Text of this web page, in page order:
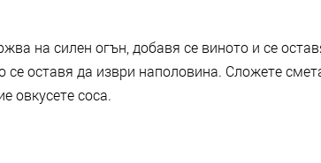
на силен огън, добавя се виното и се
оставя да изври наполовина. Сложете
овкусете соса.